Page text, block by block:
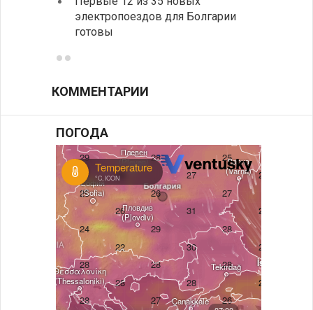
электропоездов для Болгарии
готовы
КОММЕНТАРИИ
ПОГОДА